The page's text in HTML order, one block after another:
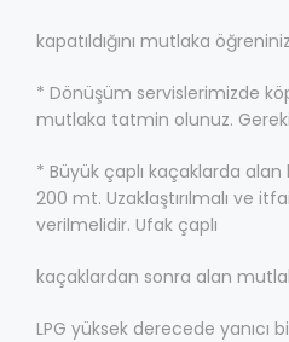
kapatıldığını mutlaka
* Dönüşüm servislerimizde
mutlaka tatmin olunuz.
* Büyük çaplı kaçaklarda alan
200 mt. Uzaklaştırılmalı ve
verilmelidir. Ufak çaplı
kaçaklardan sonra alan
LPG yüksek derecede